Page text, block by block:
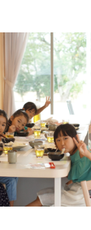
一度は住民が0に
増やす
について
とは
からのメッセージ